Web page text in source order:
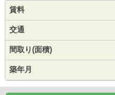
賃料
交通
間取り(面積)
築年月